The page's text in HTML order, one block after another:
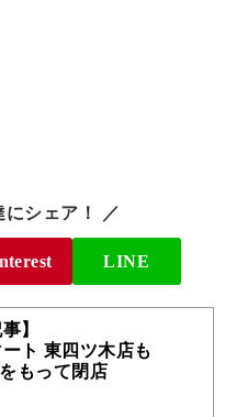
にシェア！ ／
LINE
】
ト 東四ツ木店も
もって閉店